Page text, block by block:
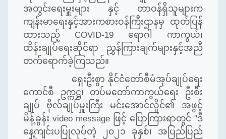
အတွင်းရေးမှူးများ နှင့် တာဝန်ရှိသူများက
ကျန်းမာရေးနှင့်အားကစားဝန်ကြီးဌာနမှ ထုတ်ပြန်
ထားသည့် COVID-19 ရောဂါ ကာကွယ်၊
ထိန်းချုပ်ရေးဆိုင်ရာ ညွှန်ကြားချက်များနှင့်အညီ
တက်ရောက်ခဲ့ကြသည်။
ရှေးဦးစွာ နိုင်ငံတော်စီမံအုပ်ချုပ်ရေး
ကောင်စီ ဥက္ကဋ္ဌ၊ တပ်မတော်ကာကွယ်ရေး ဦးစီး
ချုပ် ဗိုလ်ချုပ်မှူးကြီး မင်းအောင်လှိုင်၏ အဖွင့်
မိန့်ခွန်း video message ဖြင့် ပြောကြားရာတွင် "ဒီ
နေ့ကျင်းပပြုလုပ်တဲ့ ၂၀၂၁ ခုနှစ်၊ အပြည်ပြည်